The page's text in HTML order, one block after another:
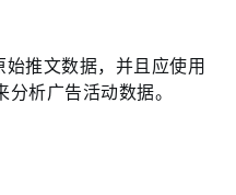
推文数据，并且应使用
析广告活动数据。